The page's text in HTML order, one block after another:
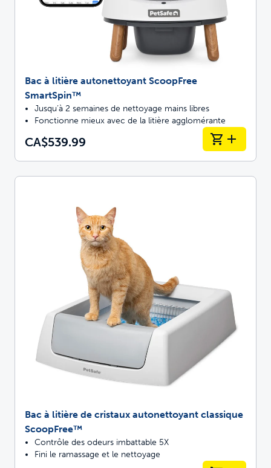
Bac à litière autonettoyant ScoopFree
SmartSpin™
Jusqu’à 2 semaines de nettoyage mains libres
Fonctionne mieux avec de la litière agglomérante
CA$539.99
Bac à litière de cristaux autonettoyant classique
ScoopFree™
Contrôle des odeurs imbattable 5X
Fini le ramassage et le nettoyage